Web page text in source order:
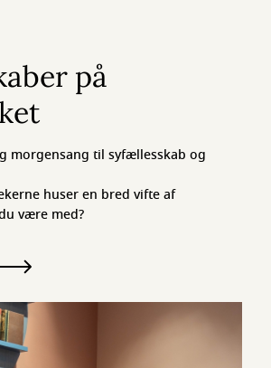
på
morgensang til syfællesskab og
huser en bred vifte af
være med?